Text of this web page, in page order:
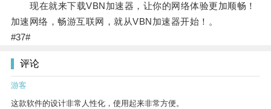
现在就来下载VBN加速器，让你的网络体验更加顺畅！
加速网络，畅游互联网，就从VBN加速器开始！。
#37#
评论
游客
这款软件的设计非常人性化，使用起来非常方便。